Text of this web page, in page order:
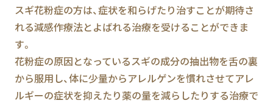
スギ花粉症の方は、症状を和らげたり治すことが期待さ
れる減感作療法とよばれる治療を受けることができま
す。
花粉症の原因となっているスギの成分の抽出物を舌の裏
から服用し、体に少量からアレルゲンを慣れさせてアレ
ルギーの症状を抑えたり薬の量を減らしたりする治療で